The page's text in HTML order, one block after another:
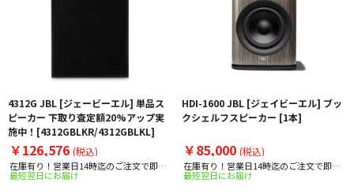
4312G JBL [ジェービーエル] 単品ス
ピーカー 下取り査定額20%アップ実
施中！[4312GBLKR/4312GBLKL]
￥126,576 (税込)
在庫有り！営業日14時迄のご注文で即日
出荷！
最短翌日にお届け
HDI-1600 JBL [ジェイビーエル] ブッ
クシェルフスピーカー [1本]
￥85,000 (税込)
在庫有り！営業日14時迄のご注文で即日
出荷！
最短翌日にお届け